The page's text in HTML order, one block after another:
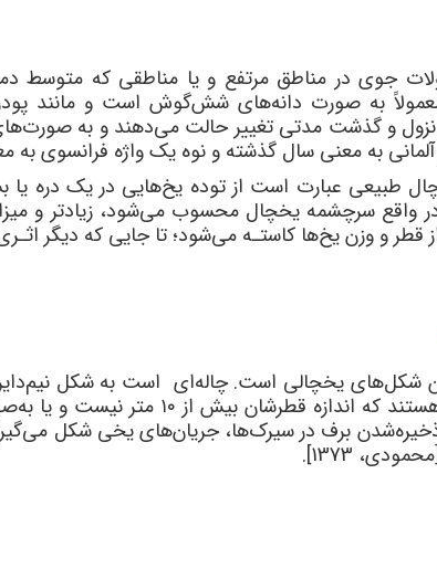
جوی در مناطق مرتفع و یا مناطقی که متوسط
به صورت دانه‌های شش‌گوش است و مانند
و گذشت مدتی تغییر حالت می‌دهند و به
آلمانی به معنی سال گذشته و نوه یک واژه فرانسوی
طبیعی عبارت‌ است از توده یخ‌هایی در یک دره یا
واقع سرچشمه یخچال محسوب می‌شود، زیادتر و
قطر و وزن یخ‌ها کاستـه می‌‌شود؛ تا جایی که دیگر
شکل‌های یخچالی است. چاله‌ای است به شکل
‌صورت لانه‌هایی هستند که
برف در سیرک‌ها، جریان‌های یخی شکل
1373].